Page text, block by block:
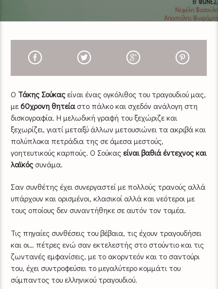
Ο Τάκης Σούκαςείναι ένας ογκόλιθος του τραγουδιού μας,
με60χρονη θητείαστο πάλκο και σχεδόν ανάλογη στη
δισκογραφία. Η μελωδική γραφή του ξεχώριζε και
ξεχωρίζει, γιατί μεταξύ άλλων μετουσιώνει τα ακριβά και
πολύπλοκα πετράδια της σε άμεσα μεστούς,
γοητευτικούς καρπούς. Ο Σούκας είναι βαθιά έντεχνος και
λαϊκός συνάμα.
Σαν συνθέτης έχει συνεργαστεί με πολλούς τρανούς αλλά
υπάρχουν και ορισμένοι, κλασικοί αλλά και νεότεροι με
τους οποίους δεν συναντήθηκε σε αυτόν τον τομέα.
Τις πηγαίες συνθέσεις του βέβαια, τις έχουν τραγουδήσει
και οι… πέτρες ενώ σαν εκτελεστής στο στούντιο και τις
ζωντανές εμφανίσεις, με το ακορντεόν και το σαντούρι
του, έχει συντροφεύσει το μεγαλύτερο κομμάτι του
σύμπαντος του ελληνικού τραγουδιού.